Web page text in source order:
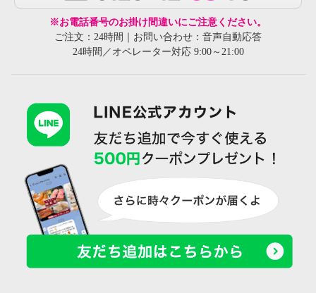
※お電話番号のお掛け間違いにご注意ください。
ご注文：24時間｜お問い合わせ：音声自動応答
24時間／オペレーター対応 9:00～21:00